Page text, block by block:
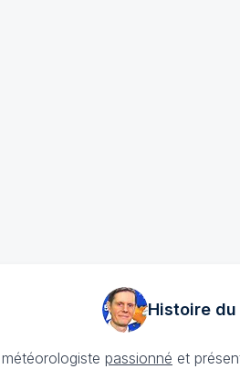
Histoire
, météorologiste passionné et